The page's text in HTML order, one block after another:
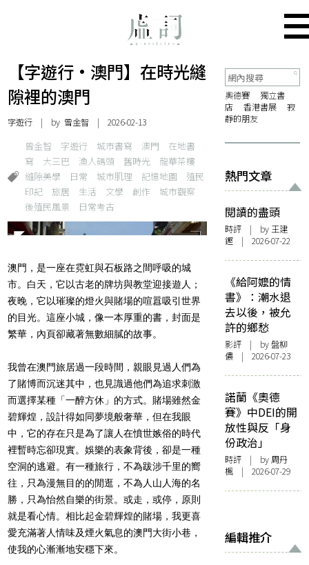
【字遊行·澳門】在時光縫
隙裡的澳門
字遊行 | by 曾金智 | 2026-02-13
曾金智 字遊行 城市書寫 澳門
在地書
寫
大三巴 漁人碼頭 舊時光
龍華茶樓
縫隙美學
日常 城市肌理 記憶地圖
殖民
印記
旅居 生活 文學 創作
城市觀察
後殖民風景
日常考古
澳門，是一座在霓虹與石板路之間呼吸的城
市。白天，它以古老的牌坊與教堂迎接遊人；
夜晚，它以璀璨的燈火與賭場的喧囂吸引世界
的目光。這座小城，像一本厚重的書，封面是
繁華，內頁卻藏著無數細膩的故事。
我曾在澳門旅居過一段時間，親眼見過人們為
了賭博而沉迷其中，也見識過他們為追求刺激
而選擇某種「一醉方休」的方式。賭場雖然金
碧輝煌，設計得如同夢境般奢華，但在我眼
中，它的存在只是為了讓人在憤世嫉俗的時代
裡暫時忘卻現實。娛樂的表象背後，卻是一種
空洞的逃避。有一種旅行，不為跋涉千里的嚮
往，只為漫無目的的閒逛，不為人山人海的名
勝，只為怡然自樂的街景。或走，或停，原則
就是看心情。相比起金碧輝煌的賭場，我更喜
愛充滿著人情味及煙火氣息的澳門大街小巷，
使我的心漸漸地安穩下來。
奧德賽
獨立書
店
香港書展
寂
靜的朋友
熱門文章
閱讀的盡頭
時評 | by 王建
鏗 | 2026-07-22
《給阿嬤的情
書》：潮水退
去以後，被允
許的鄉愁
影評 | by 盤柳
儂 | 2026-07-23
諾蘭《奧德
賽》中DEI的開
放性與反「身
份政治」
時評 | by周丹
楓 | 2026-07-29
編輯推介